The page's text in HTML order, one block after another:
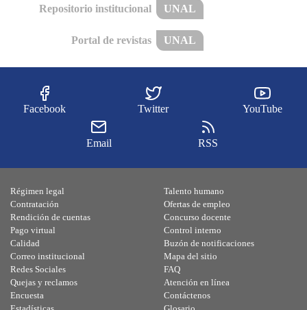
Repositorio institucional UNAL
Portal de revistas UNAL
Facebook Twitter YouTube
Email RSS
Régimen legal
Contratación
Rendición de cuentas
Pago virtual
Calidad
Talento humano
Ofertas de empleo
Concurso docente
Control interno
Buzón de notificaciones
Correo institucional
Redes Sociales
Quejas y reclamos
Encuesta
Mapa del sitio
FAQ
Atención en línea
Contáctenos